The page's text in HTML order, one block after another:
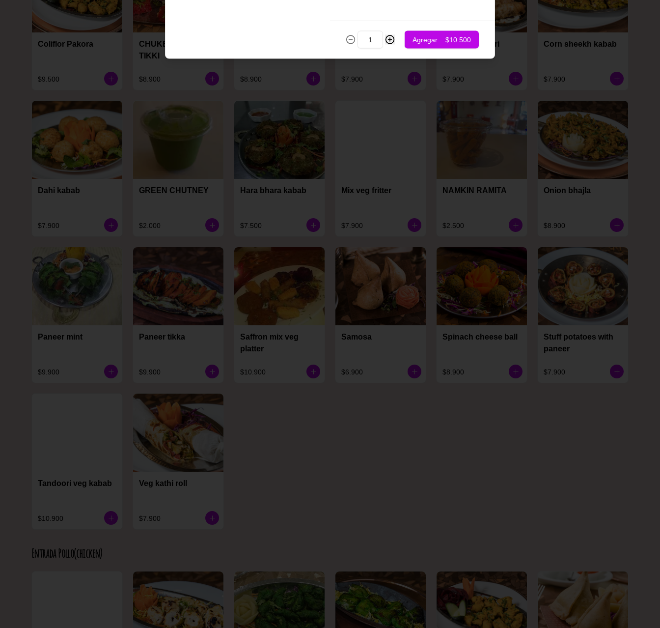
Coliflor Pakora
$9.500
CHUKENDER KI
TIKKI
$8.900 $8.900
Cheese chile kabab
$7.900
Cheese kurkuri
$7.900
Corn sheekh kabab
$7.900
Dahi kabab
$7.900
GREEN CHUTNEY
$2.000
Hara bhara kabab
$7.500
Mix veg fritter
$7.900
NAMKIN RAMITA
$2.500
Onion bhajla
$8.900
Paneer mint
$9.900
Paneer tikka
$9.900
Saffron mix veg
platter
$10.900
Samosa
$6.900
Spinach cheese ball
$8.900
Stuff potatoes with
paneer
$7.900
Tandoori veg kabab
$10.900
Veg kathi roll
$7.900
Entrada Pollo(chicken)
Agregar $10.500